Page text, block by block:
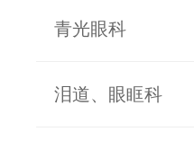
青光眼科
泪道、眼眶科